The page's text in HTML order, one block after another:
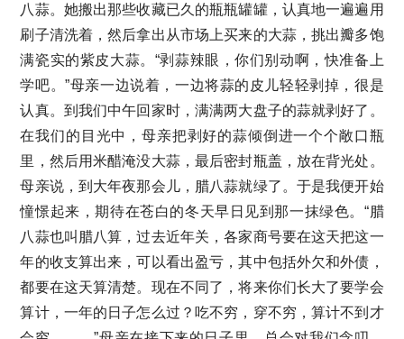
八蒜。她搬出那些收藏已久的瓶瓶罐罐，认真地一遍遍用
刷子清洗着，然后拿出从市场上买来的大蒜，挑出瓣多饱
满瓷实的紫皮大蒜。“剥蒜辣眼，你们别动啊，快准备上
学吧。”母亲一边说着，一边将蒜的皮儿轻轻剥掉，很是
认真。到我们中午回家时，满满两大盘子的蒜就剥好了。
在我们的目光中，母亲把剥好的蒜倾倒进一个个敞口瓶
里，然后用米醋淹没大蒜，最后密封瓶盖，放在背光处。
母亲说，到大年夜那会儿，腊八蒜就绿了。于是我便开始
憧憬起来，期待在苍白的冬天早日见到那一抹绿色。“腊
八蒜也叫腊八算，过去近年关，各家商号要在这天把这一
年的收支算出来，可以看出盈亏，其中包括外欠和外债，
都要在这天算清楚。现在不同了，将来你们长大了要学会
算计，一年的日子怎么过？吃不穷，穿不穷，算计不到才